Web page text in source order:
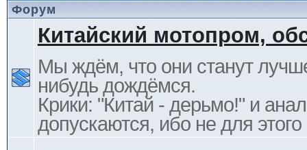
Форум
Китайский мотопром,
Мы ждём, что они станут
нибудь дождёмся.
Крики: "Китай - дерьмо!" и
допускаются, ибо не для